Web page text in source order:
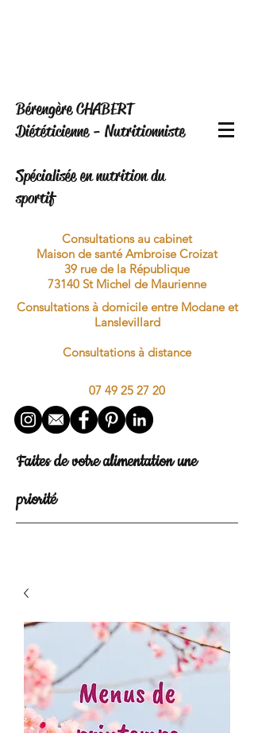
Bérengère CHABERT
Diététicienne - Nutritionniste
Spécialisée en nutrition du
sportif
Consultations au cabinet
Maison de santé Ambroise Croizat
39 rue de la République
73140 St Michel de Maurienne
Consultations à domicile entre Modane et
Lanslevillard
Consultations à distance
07 49 25 27 20
Faites de votre alimentation une
priorité